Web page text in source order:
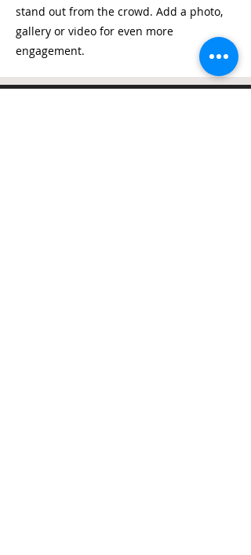
stand out from the crowd. Add a photo,
gallery or video for even more
engagement.